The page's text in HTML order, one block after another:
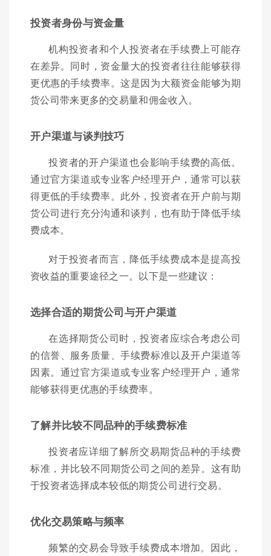
投资者身份与资金量
机构投资者和个人投资者在手续费上可能存
在差异。同时，资金量大的投资者往往能够获得
更优惠的手续费率。这是因为大额资金能够为期
货公司带来更多的交易量和佣金收入。
开户渠道与谈判技巧
投资者的开户渠道也会影响手续费的高低。
通过官方渠道或专业客户经理开户，通常可以获
得更低的手续费率。此外，投资者在开户前与期
货公司进行充分沟通和谈判，也有助于降低手续
费成本。
对于投资者而言，降低手续费成本是提高投
资收益的重要途径之一。以下是一些建议：
选择合适的期货公司与开户渠道
在选择期货公司时，投资者应综合考虑公司
的信誉、服务质量、手续费标准以及开户渠道等
因素。通过官方渠道或专业客户经理开户，通常
能够获得更优惠的手续费率。
了解并比较不同品种的手续费标准
投资者应详细了解所交易期货品种的手续费
标准，并比较不同期货公司之间的差异。这有助
于投资者选择成本较低的期货公司进行交易。
优化交易策略与频率
频繁的交易会导致手续费成本增加。因此，